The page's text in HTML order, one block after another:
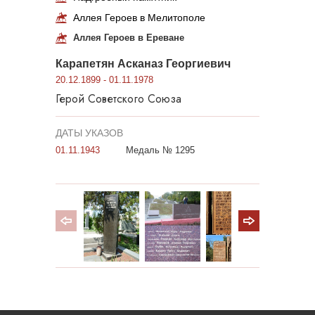
Аллея Героев в Мелитополе
Аллея Героев в Ереване
Карапетян Асканаз Георгиевич
20.12.1899 - 01.11.1978
Герой Советского Союза
ДАТЫ УКАЗОВ
01.11.1943 Медаль № 1295